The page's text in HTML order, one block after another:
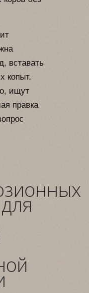
вставать
копыт.
ищут
правка